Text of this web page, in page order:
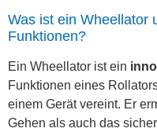
Was ist ein Wheellator
Funktionen?
Ein Wheellator ist ein
Funktionen eines
einem Gerät vereint. Er
Gehen als auch das